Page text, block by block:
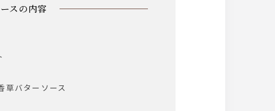
コースの内容
草バターソース